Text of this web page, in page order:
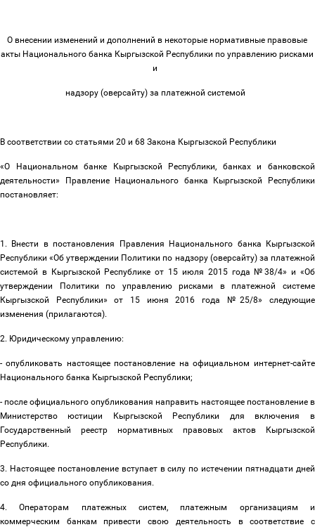
О внесении изменений и дополнений в некоторые нормативные правовые
акты Национального банка Кыргызской Республики по управлению рисками
и
надзору (оверсайту) за платежной системой
В соответствии со статьями 20 и 68 Закона Кыргызской Республики
«О Национальном банке Кыргызской Республики, банках и банковской
деятельности» Правление Национального банка Кыргызской Республики
постановляет:
1. Внести в постановления Правления Национального банка Кыргызской
Республики «Об утверждении Политики по надзору (оверсайту) за платежной
системой в Кыргызской Республике от 15 июля 2015 года №38/4» и «Об
утверждении Политики по управлению рисками в платежной системе
Кыргызской Республики» от 15 июня 2016 года №25/8» следующие
изменения (прилагаются).
2. Юридическому управлению:
- опубликовать настоящее постановление на официальном интернет-сайте
Национального банка Кыргызской Республики;
- после официального опубликования направить настоящее постановление в
Министерство юстиции Кыргызской Республики для включения в
Государственный реестр нормативных правовых актов Кыргызской
Республики.
3. Настоящее постановление вступает в силу по истечении пятнадцати дней
со дня официального опубликования.
4. Операторам платежных систем, платежным организациям и
коммерческим банкам привести свою деятельность в соответствие с